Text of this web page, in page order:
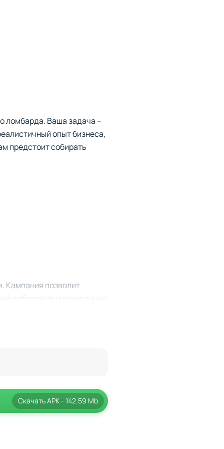
ломбарда. Ваша задача –
опыт бизнеса,
предстоит собирать
Кампания позволит
добавляют неожиданные
постоянный
сейчас!
СкачатьAPK- 142.59 Mb